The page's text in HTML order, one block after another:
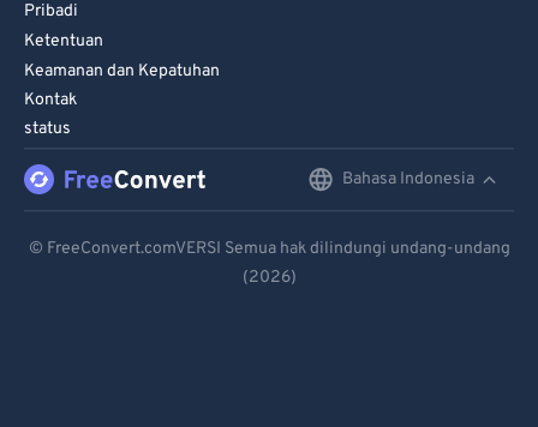
Pribadi
Ketentuan
Keamanan dan Kepatuhan
Kontak
status
Bahasa Indonesia
Español
© FreeConvert.comVERSI Semua hak dilindungi undang-undang
(2026)